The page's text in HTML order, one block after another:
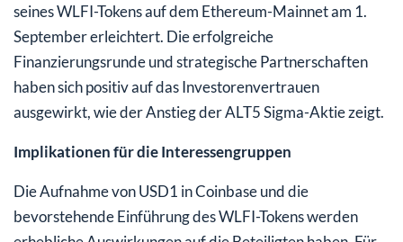
seines WLFI-Tokens auf dem Ethereum-Mainnet am 1.
September erleichtert. Die erfolgreiche
Finanzierungsrunde und strategische Partnerschaften
haben sich positiv auf das Investorenvertrauen
ausgewirkt, wie der Anstieg der ALT5 Sigma-Aktie zeigt.
Implikationen für die Interessengruppen
Die Aufnahme von USD1 in Coinbase und die
bevorstehende Einführung des WLFI-Tokens werden